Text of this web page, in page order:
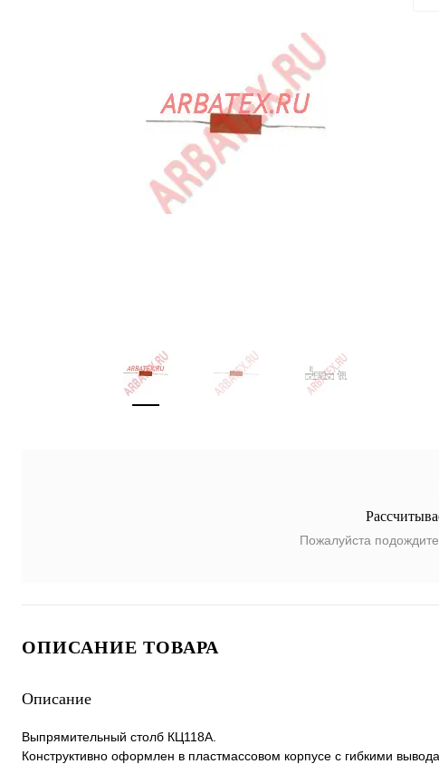
Пожалуйста
ОПИСАНИЕ ТОВАРА
Описание
Выпрямительный столб КЦ118А.
Конструктивно оформлен в пластмассовом корпусе с гибкими